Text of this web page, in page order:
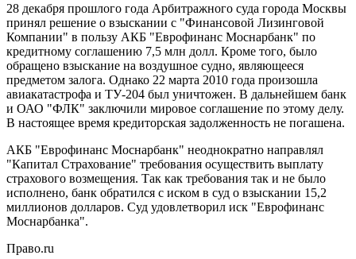
28 декабря прошлого года Арбитражного суда города Москвы
принял решение о взыскании с "Финансовой Лизинговой
Компании" в пользу АКБ "Еврофинанс Моснарбанк" по
кредитному соглашению 7,5 млн долл. Кроме того, было
обращено взыскание на воздушное судно, являющееся
предметом залога. Однако 22 марта 2010 года произошла
авиакатастрофа и ТУ-204 был уничтожен. В дальнейшем банк
и ОАО "ФЛК" заключили мировое соглашение по этому делу.
В настоящее время кредиторская задолженность не погашена.
АКБ "Еврофинанс Моснарбанк" неоднократно направлял
"Капитал Страхование" требования осуществить выплату
страхового возмещения. Так как требования так и не было
исполнено, банк обратился с иском в суд о взыскании 15,2
миллионов долларов. Суд удовлетворил иск "Еврофинанс
Моснарбанка".
Право.ru